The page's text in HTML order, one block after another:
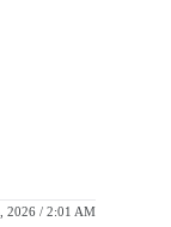
2026 / 2:01 AM